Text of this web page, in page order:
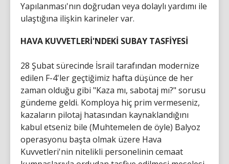
Yapılanması'nın doğrudan veya dolaylı yardımı ile
ulaştığına ilişkin karineler var.
HAVA KUVVETLERİ'NDEKİ SUBAY TASFİYESİ
28 Şubat sürecinde İsrail tarafından modernize
edilen F-4'ler geçtiğimiz hafta düşünce de her
zaman olduğu gibi "Kaza mı, sabotaj mı?" sorusu
gündeme geldi. Komploya hiç prim vermeseniz,
kazaların pilotaj hatasından kaynaklandığını
kabul etseniz bile (Muhtemelen de öyle) Balyoz
operasyonu başta olmak üzere Hava
Kuvvetleri'nin nitelikli personelinin cemaat